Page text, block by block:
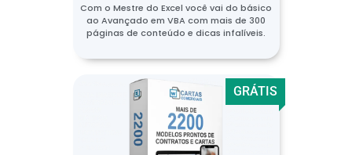
Com o Mestre do Excel você vai do básico
ao Avançado em VBA com mais de 300
páginas de conteúdo e dicas infalíveis.
GRÁTIS